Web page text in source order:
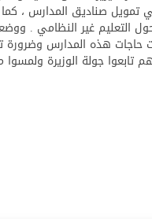
تمويل صناديق المدارس ،
التعليم غير النظامي .
هذه المدارس وضرورة
جولة الوزيرة ولمسوا